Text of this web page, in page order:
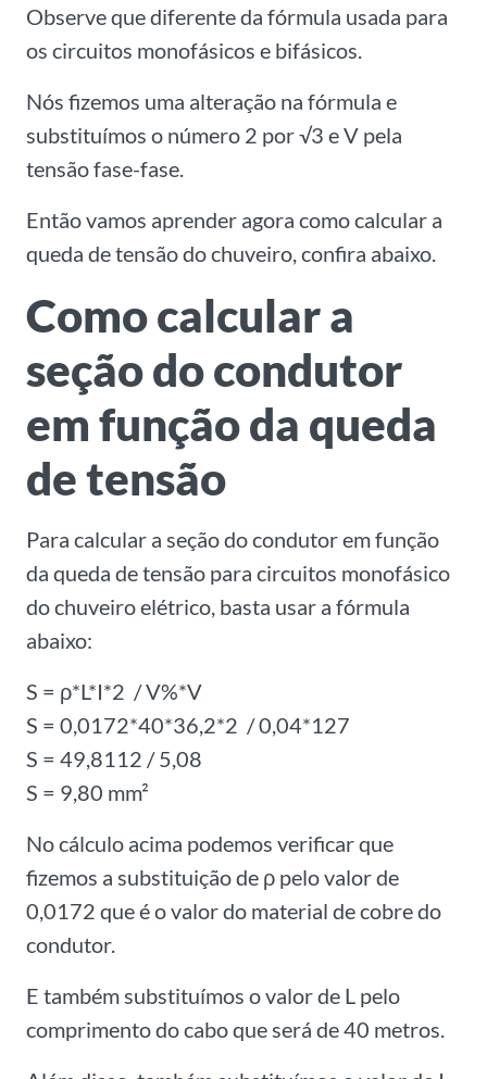
Observe que diferente da fórmula usada para
os circuitos monofásicos e bifásicos.
Nós fizemos uma alteração na fórmula e
substituímos o número 2 por √3 e V pela
tensão fase-fase.
Então vamos aprender agora como calcular a
queda de tensão do chuveiro, confira abaixo.
Como calcular a
seção do condutor
em função da queda
de tensão
Para calcular a seção do condutor em função
da queda de tensão para circuitos monofásico
do chuveiro elétrico, basta usar a fórmula
abaixo:
S = ρ*L*I*2 / V%*V
S = 0,0172*40*36,2*2 / 0,04*127
S = 49,8112 / 5,08
S = 9,80 mm²
No cálculo acima podemos verificar que
fizemos a substituição de ρ pelo valor de
0,0172 que é o valor do material de cobre do
condutor.
E também substituímos o valor de L pelo
comprimento do cabo que será de 40 metros.